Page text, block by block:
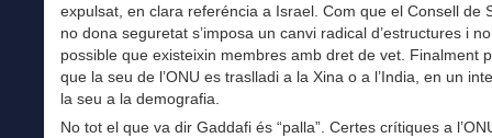
expulsat, en clara referéncia a Israel. Com que el Consell de
no dona seguretat s’imposa un canvi radical d’estructures i
possible que existeixin membres amb dret de vet. Finalment
que la seu de l’ONU es traslladi a la Xina o a l’India, en un
la seu a la demografia.
No tot el que va dir Gaddafi és “palla”. Certes crítiques a